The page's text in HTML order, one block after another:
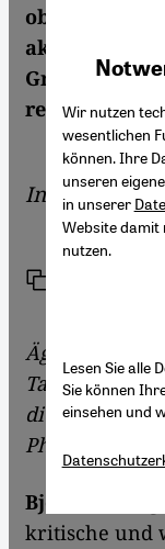
obwohl sie
akzeptables
Grundlage
regiert
Interview
Ägypten
Tage. Es
die Zukunft
Phase?
Björn Bentlage:
kritische und
Wir nutzen
wesentlichen
können. Ihre
unseren
in unserer
Website damit
nutzen.
Google
Lesen Sie alle
Sie können
einsehen und